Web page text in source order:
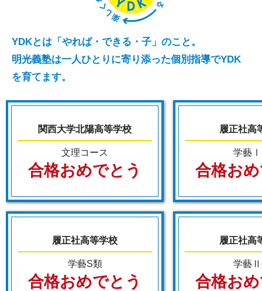
YDKとは「やれば・できる・子」のこと。
明光義塾は一人ひとりに寄り添った個別指導でYDK
を育てます。
関西大学北陽高等学校
文理コース
合格おめでとう
履正社高等学校
学藝S類
合格おめでとう
履正社高
学藝Ⅰ
合格お
履正社高
学藝Ⅱ
合格お